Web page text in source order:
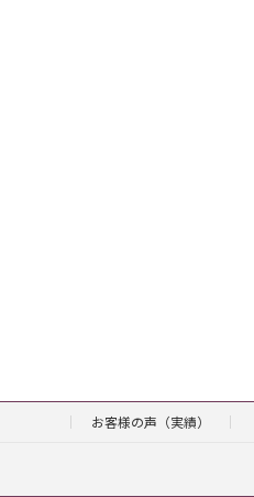
お客様の声（実績）